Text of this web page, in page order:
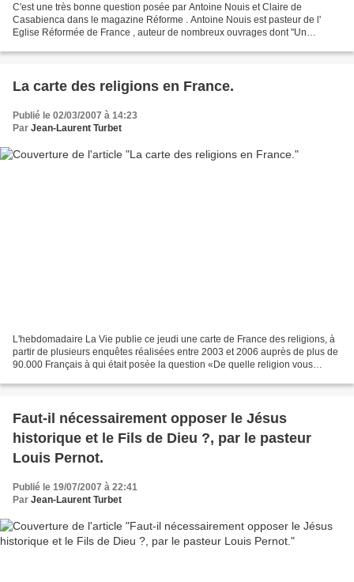
C'est une très bonne question posée par Antoine Nouis et Claire de
Casabienca dans le magazine Réforme . Antoine Nouis est pasteur de l'
Eglise Réformée de France , auteur de nombreux ouvrages dont "Un
La carte des religions en France.
Publié le 02/03/2007 à 14:23
Par Jean-Laurent Turbet
L'hebdomadaire La Vie publie ce jeudi une carte de France des religions, à
partir de plusieurs enquêtes réalisées entre 2003 et 2006 auprès de plus de
90.000 Français à qui était posée la question «De quelle religion vous
Faut-il nécessairement opposer le Jésus
historique et le Fils de Dieu ?, par le pasteur
Louis Pernot.
Publié le 19/07/2007 à 22:41
Par Jean-Laurent Turbet